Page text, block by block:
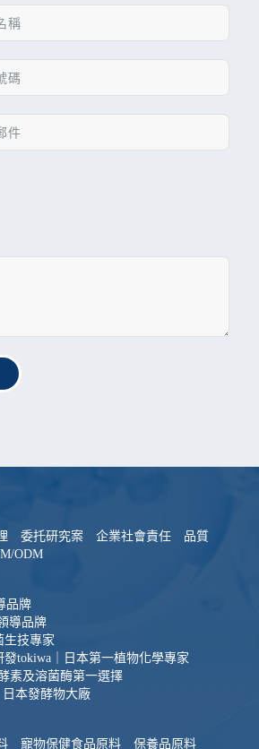
委托研究案 企業社會責任
品質
ODM
品牌
導品牌
生技專家
發tokiwa｜日本第一植物化學專家
素及溶菌酶第一選擇
日本發酵物大廠
寵物保健食品原料 保養品原料